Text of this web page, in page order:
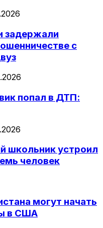
задержали
с
попал в ДТП:
школьник устроил
человек
могут начать
в США